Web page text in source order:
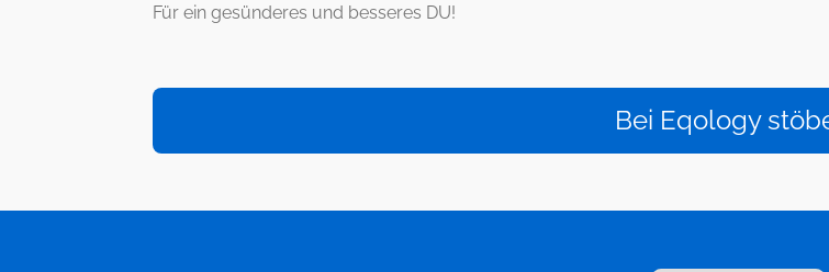
Für ein gesünderes und besseres DU!
Bei Eqology